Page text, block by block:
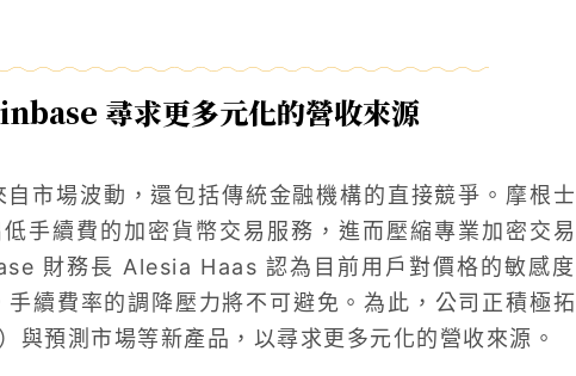
尋求更多元化的營收來源
市場波動，還包括傳統金融機構的直接競爭。摩根士
手續費的加密貨幣交易服務，進而壓縮專業加密交易
財務長 Alesia Haas 認為目前用戶對價格的敏感度
續費率的調降壓力將不可避免。為此，公司正積極拓
預測市場等新產品，以尋求更多元化的營收來源。